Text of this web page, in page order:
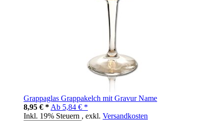
Grappaglas Grappakelch mit Gravur Name
8,95 € * Ab 5,84 € *
Inkl. 19% Steuern , exkl. Versandkosten